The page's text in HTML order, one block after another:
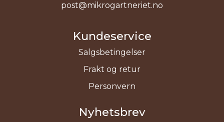
post@mikrogartneriet.no
Kundeservice
Salgsbetingelser
Frakt og retur
Personvern
Nyhetsbrev